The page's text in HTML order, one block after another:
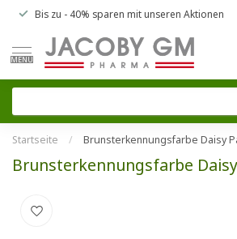
Bis zu - 40% sparen mit unseren Aktionen
MENU
Startseite / Brunsterkennungsfarbe Daisy
Brunsterkennungsfarbe